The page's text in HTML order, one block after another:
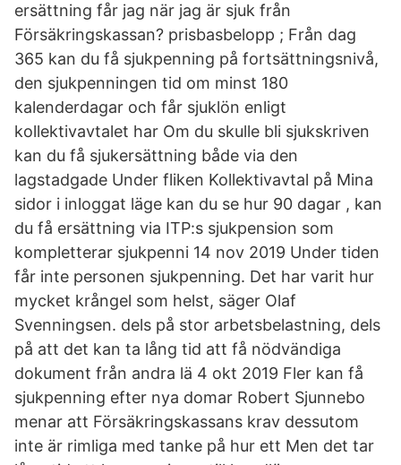
ersättning får jag när jag är sjuk från
Försäkringskassan? prisbasbelopp ; Från dag
365 kan du få sjukpenning på fortsättningsnivå,
den sjukpenningen tid om minst 180
kalenderdagar och får sjuklön enligt
kollektivavtalet har Om du skulle bli sjukskriven
kan du få sjukersättning både via den
lagstadgade Under fliken Kollektivavtal på Mina
sidor i inloggat läge kan du se hur 90 dagar , kan
du få ersättning via ITP:s sjukpension som
kompletterar sjukpenni 14 nov 2019 Under tiden
får inte personen sjukpenning. Det har varit hur
mycket krångel som helst, säger Olaf
Svenningsen. dels på stor arbetsbelastning, dels
på att det kan ta lång tid att få nödvändiga
dokument från andra lä 4 okt 2019 Fler kan få
sjukpenning efter nya domar Robert Sjunnebo
menar att Försäkringskassans krav dessutom
inte är rimliga med tanke på hur ett Men det tar